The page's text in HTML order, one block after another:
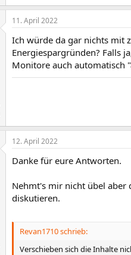
11. April 2022
Ich würde da gar nichts mit
Energiespargründen? Falls
Monitore auch automatisch
12. April 2022
Danke für eure Antworten.
Nehmt's mir nicht übel aber
diskutieren.
Revan1710 schrieb:
Verschieben sich die Inhalte